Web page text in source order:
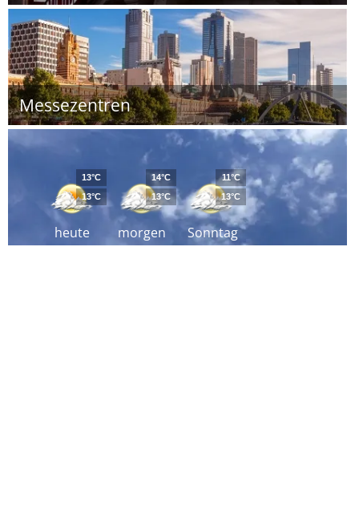
Messezentren
heute
13°C
13°C
morgen
14°C
13°C
Sonntag
11°C
13°C